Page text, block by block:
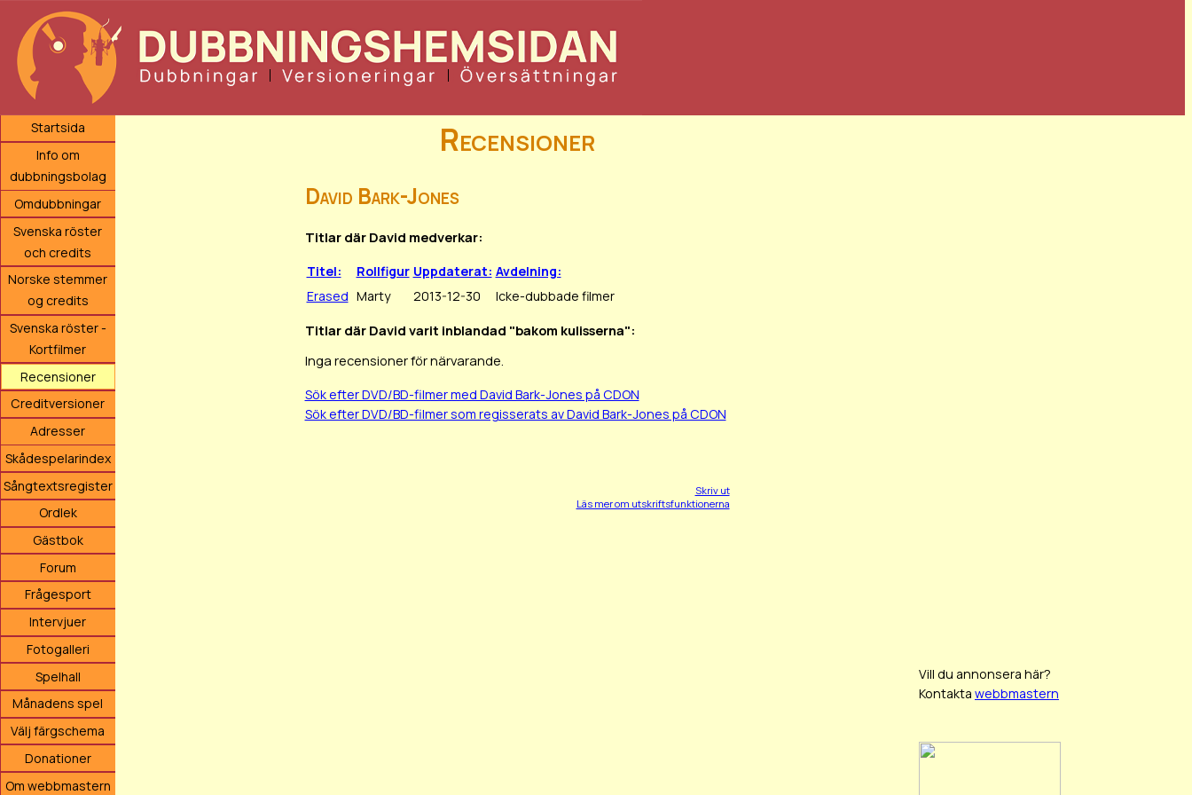
Startsida
Info om
dubbningsbolag
Omdubbningar
Svenska röster
och credits
Norske stemmer
og credits
Svenska röster -
Kortfilmer
Recensioner
Creditversioner
Adresser
Skådespelarindex
Sångtextsregister
Ordlek
Gästbok
Forum
Frågesport
Intervjuer
Fotogalleri
Spelhall
Månadens spel
Välj färgschema
Donationer
Om webbmastern
Recensioner
David Bark-Jones
Titlar där David medverkar:
Titel: Rollfigur Uppdaterat: Avdelning:
Erased Marty 2013-12-30 Icke-dubbade filmer
Titlar där David varit inblandad "bakom kulisserna":
Inga recensioner för närvarande.
Sök efter DVD/BD-filmer med David Bark-Jones på CDON
Sök efter DVD/BD-filmer som regisserats av David Bark-Jones på CDON
Skriv ut
Läs mer om utskriftsfunktionerna
Vill du annonsera här?
Kontakta webbmastern